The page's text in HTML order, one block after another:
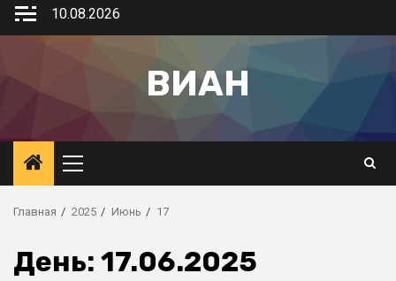
10.08.2026
ВИАН
Главная 2025 Июнь 17
День: 17.06.2025